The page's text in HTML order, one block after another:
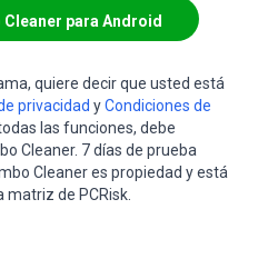
Cleaner para Android
quiere decir que usted está
privacidad yCondiciones de
las funciones, debe
Cleaner. 7 días de prueba
Cleaner es propiedad y está
matriz de PCRisk.